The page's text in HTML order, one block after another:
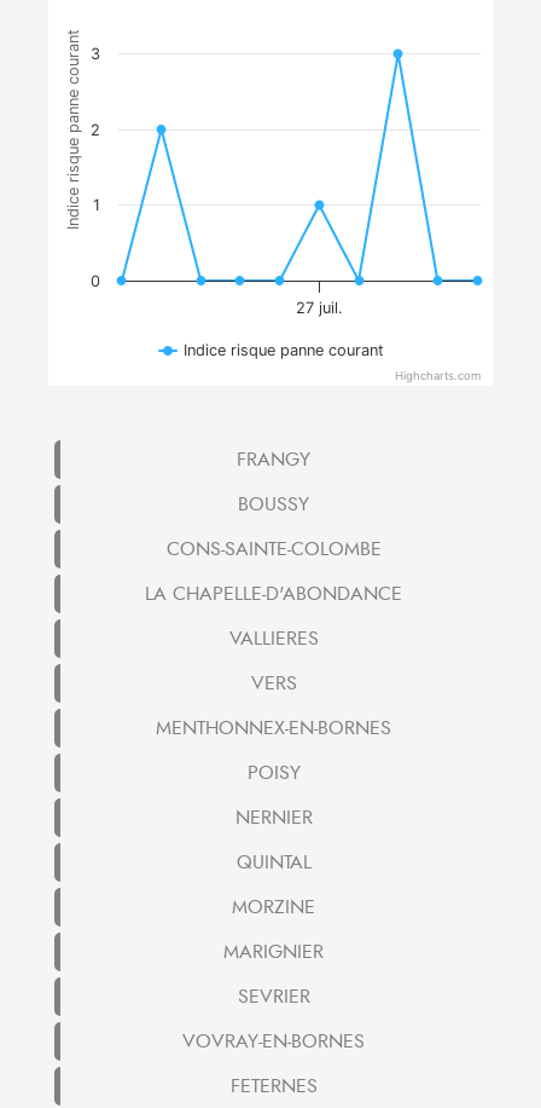
Indice risque panne courant
27 juil.
0
1
2
3
Indice risque panne courant
Highcharts.com
FRANGY
BOUSSY
CONS-SAINTE-COLOMBE
LA CHAPELLE-D'ABONDANCE
VALLIERES
VERS
MENTHONNEX-EN-BORNES
POISY
NERNIER
QUINTAL
MORZINE
MARIGNIER
SEVRIER
VOVRAY-EN-BORNES
FETERNES